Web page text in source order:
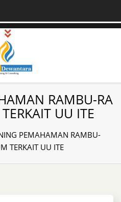
Pelatihan
Sertifikasi –
Training
Indonesia
Sertifikasi di Indonesia
RAMBU-RA
UU ITE
PEMAHAMAN RAMBU-
TERKAIT UU ITE